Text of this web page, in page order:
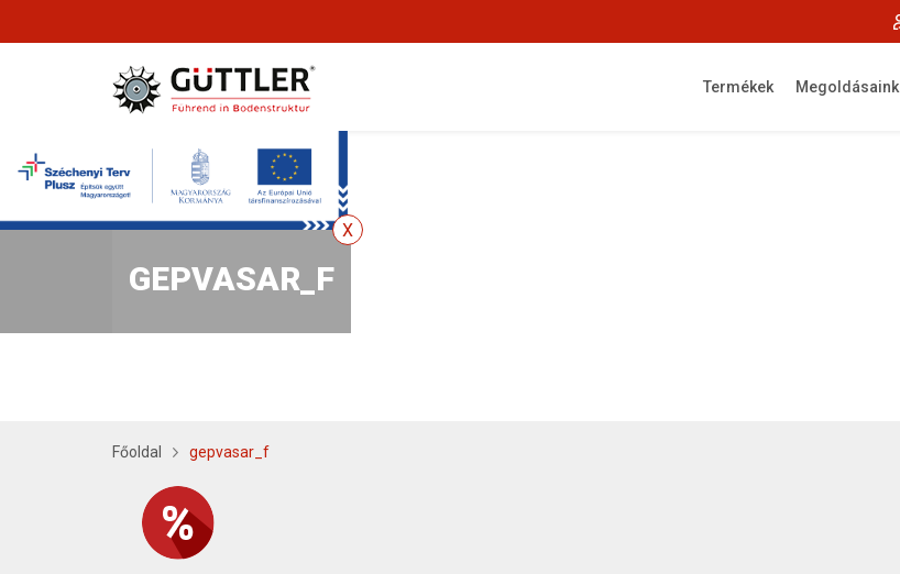
Termékek Megoldásaink
GEPVASAR_F
Főoldal gepvasar_f